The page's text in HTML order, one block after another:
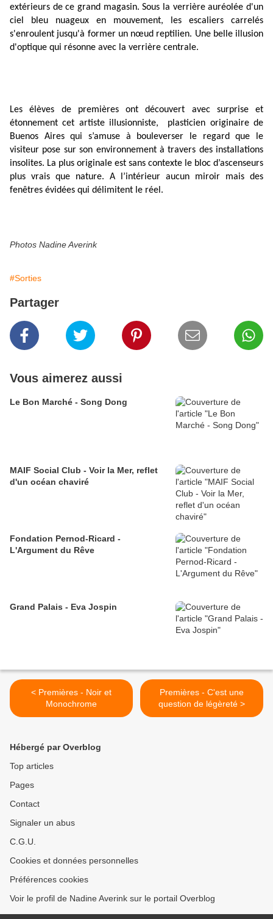
extérieurs de ce grand magasin. Sous la verrière auréolée d'un
ciel bleu nuageux en mouvement, les escaliers carrelés
s'enroulent jusqu'à former un nœud reptilien. Une belle illusion
d'optique qui résonne avec la verrière centrale.
Les élèves de premières ont découvert avec surprise et
étonnement cet artiste illusionniste, plasticien originaire de
Buenos Aires qui s’amuse à bouleverser le regard que le
visiteur pose sur son environnement à travers des installations
insolites. La plus originale est sans contexte le bloc d’ascenseurs
plus vrais que nature. A l’intérieur aucun miroir mais des
fenêtres évidées qui délimitent le réel.
Photos Nadine Averink
#Sorties
Partager
Vous aimerez aussi
Le Bon Marché - Song Dong
MAIF Social Club - Voir la Mer, reflet
d'un océan chaviré
Fondation Pernod-Ricard -
L'Argument du Rêve
Grand Palais - Eva Jospin
< Premières - Noir et
Monochrome
Premières - C'est une
question de légèreté >
Hébergé par Overblog
Top articles
Pages
Contact
Signaler un abus
C.G.U.
Cookies et données personnelles
Préférences cookies
Voir le profil de Nadine Averink sur le portail Overblog